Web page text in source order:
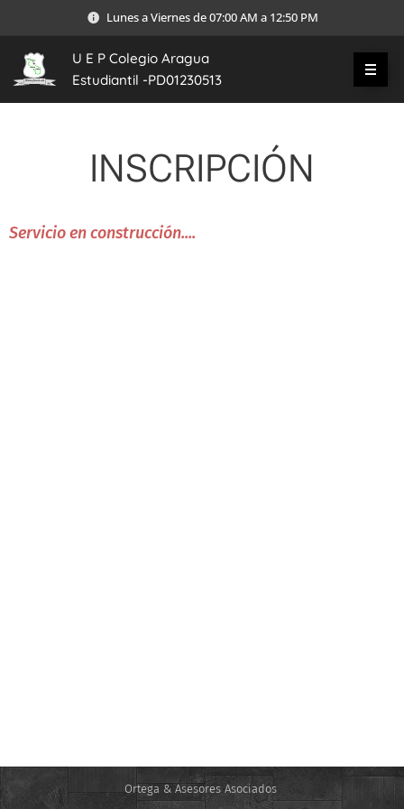
Lunes a Viernes de 07:00 AM a 12:50 PM
U E P Colegio Aragua
Estudiantil -PD01230513
INSCRIPCIÓN
Servicio en construcción....
Ortega & Asesores Asociados